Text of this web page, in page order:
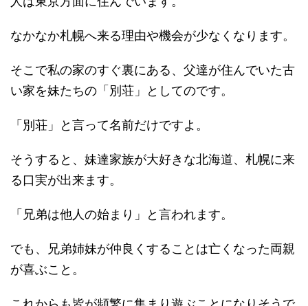
なかなか札幌へ来る理由や機会が少なくなります。
そこで私の家のすぐ裏にある、父達が住んでいた古
い家を妹たちの「別荘」としてのです。
「別荘」と言って名前だけですよ。
そうすると、妹達家族が大好きな北海道、札幌に来
る口実が出来ます。
「兄弟は他人の始まり」と言われます。
でも、兄弟姉妹が仲良くすることは亡くなった両親
が喜ぶこと。